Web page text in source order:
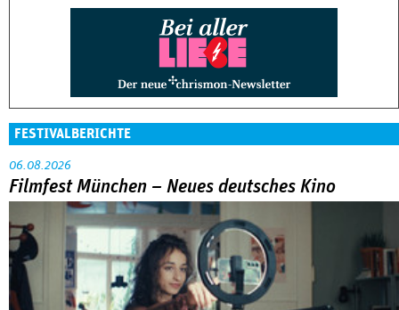
FESTIVALBERICHTE
06.08.2026
Filmfest München – Neues deutsches Kino